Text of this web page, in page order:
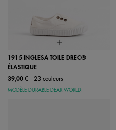
1915 INGLESA TOILE DREC®
ÉLASTIQUE
39,00 €
23 couleurs
MODÈLE DURABLE DEAR WORLD: